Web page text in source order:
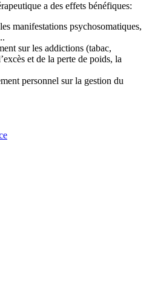
a des effets bénéfiques:
manifestations psychosomatiques,
sur les addictions (tabac,
et de la perte de poids, la
personnel sur la gestion du